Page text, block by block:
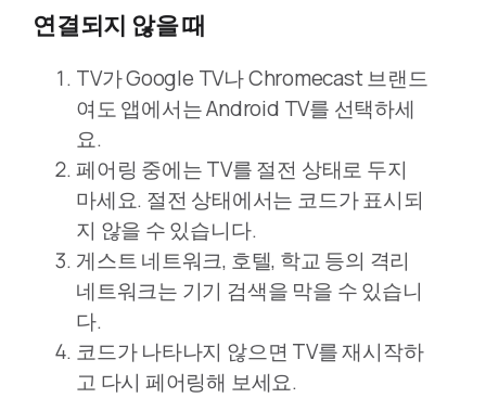
연결되지 않을 때
TV가 Google TV나 Chromecast 브랜드
여도 앱에서는 Android TV를 선택하세
요.
페어링 중에는 TV를 절전 상태로 두지
마세요. 절전 상태에서는 코드가 표시되
지 않을 수 있습니다.
게스트 네트워크, 호텔, 학교 등의 격리
네트워크는 기기 검색을 막을 수 있습니
다.
코드가 나타나지 않으면 TV를 재시작하
고 다시 페어링해 보세요.